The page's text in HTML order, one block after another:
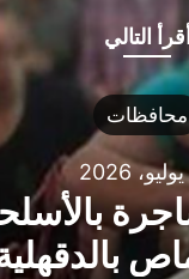
أقرأ التالي